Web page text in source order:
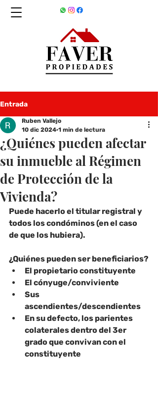
Entrada
¿Quiénes pueden afectar
su inmueble al Régimen
de Protección de la
Vivienda?
Ruben Vallejo
10 dic 2024 1 min de lectura
Puede hacerlo el titular registral y
todos los condóminos (en el caso
de que los hubiera).
¿Quiénes pueden ser beneficiarios?
El propietario constituyente
El cónyuge/conviviente
Sus
ascendientes/descendientes
En su defecto, los parientes
colaterales dentro del 3er
grado que convivan con el
constituyente